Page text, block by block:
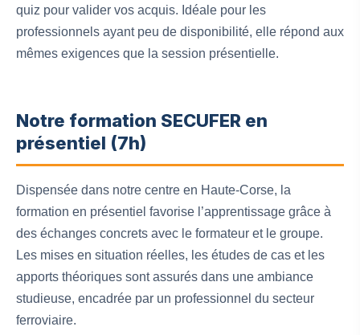
quiz pour valider vos acquis. Idéale pour les
professionnels ayant peu de disponibilité, elle répond aux
mêmes exigences que la session présentielle.
Notre formation SECUFER en
présentiel (7h)
Dispensée dans notre centre en Haute-Corse, la
formation en présentiel favorise l’apprentissage grâce à
des échanges concrets avec le formateur et le groupe.
Les mises en situation réelles, les études de cas et les
apports théoriques sont assurés dans une ambiance
studieuse, encadrée par un professionnel du secteur
ferroviaire.